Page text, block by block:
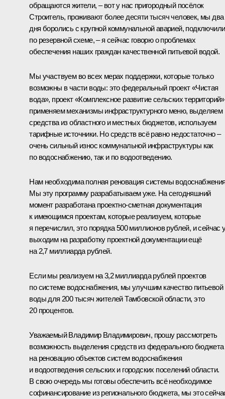
обращаются жители, – вот у нас пригородный посёлок
Строитель, проживают более десяти тысяч человек, мы два
дня боролись с крупной коммунальной аварией, подключили
по резервной схеме, – я сейчас говорю о проблемах
обеспечения наших граждан качественной питьевой водой.
Мы участвуем во всех мерах поддержки, которые только
возможны в части воды: это федеральный проект «Чистая
вода», проект «Комплексное развитие сельских
применяем механизмы инфраструктурного меню, выделяем
средства из областного и местных бюджетов, используем
тарифные источники. Но средств всё равно недостаточно –
очень сильный износ коммунальной инфраструктуры как
по водоснабжению, так и по водоотведению.
Нам необходима полная реновация системы
Мы эту программу разрабатываем уже. На сегодняшний
момент разработана проектно-сметная документация
к имеющимся проектам, которые реализуем, которые
я перечислил, это порядка 500 миллионов рублей, и сейчас
выходим на разработку проектной документации ещё
на 2,7 миллиарда рублей.
Если мы реализуем на 3,2 миллиарда рублей проектов
по системе водоснабжения, мы улучшим качество питьевой
воды для 200 тысяч жителей Тамбовской области, это
20 процентов.
Уважаемый Владимир Владимирович, прошу рассмотреть
возможность выделения средств из федерального бюджета
на реновацию объектов систем водоснабжения
и водоотведения сельских и городских поселений области.
В свою очередь мы готовы обеспечить всё необходимое
софинансирование из регионального бюджета, мы это